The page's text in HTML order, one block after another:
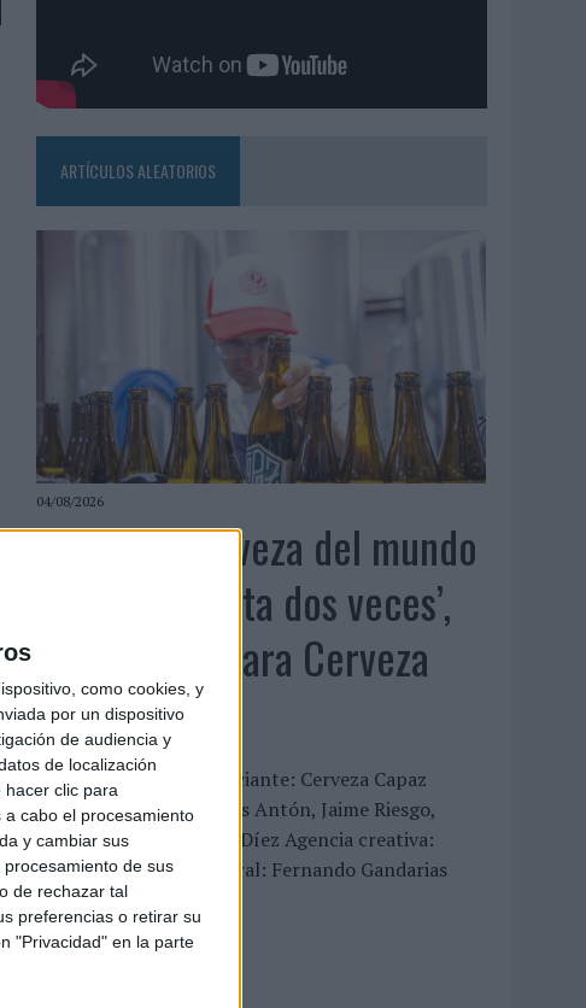
como cookies, y
por un dispositivo
de audiencia y
de localización
clic para
cabo el procesamiento
y cambiar sus
de sus
de rechazar tal
preferencias o retirar su
"Privacidad" en la parte
ARTÍCULOS ALEATORIOS
04/08/2026
‘La única cerveza del mundo
que se disfruta dos veces’,
de Inusualy para Cerveza
Capaz
FICHA TÉCNICA Anunciante: Cerveza Capaz
Contacto cliente: Carlos Antón, Jaime Riesgo,
Andrea Coello y Nacho Díez Agencia creativa:
Inusualy Director general: Fernando Gandarias
Director...